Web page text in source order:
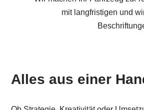
mit langfristigen und
Alles aus einer